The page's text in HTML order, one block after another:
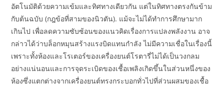
อัตโนมัติด้วยความเข้มและทิศทางเดียวกัน แต่ในทิศทางตรงกันข้าม
กับต้นฉบับ (กฎข้อที่สามของนิวตัน). แม้จะไม่ได้ทำการศึกษามาก
เกินไป เพื่อลดความซับซ้อนของแนวคิดเรื่องการแปลงพลังงาน อาจ
กล่าวได้ว่าบล็อกหมุนสร้างแรงบิดแทนกำลัง ไม่มีความเชื่อในเรื่องนี้
เพราะทั้งห้องและโรเตอร์ของเครื่องยนต์โรตารี่ไม่ได้เป็นวงกลม
อย่างแน่นอนและการจุดระเบิดของเชื้อเพลิงเกิดขึ้นในส่วนหนึ่งของ
ห้องซึ่งแตกต่างจากเครื่องยนต์ทรงกระบอกทั่วไปที่ส่วนผสมของเชื้อ